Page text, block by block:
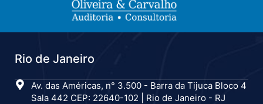
Rio de Janeiro
Av. das Américas, n° 3.500 - Barra da Tijuca Bloco 4
Sala 442 CEP: 22640-102 | Rio de Janeiro - RJ